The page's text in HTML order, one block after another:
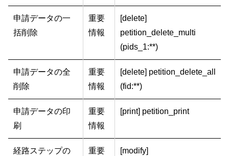
申請データの一
括削除
重要
情報
[delete]
petition_delete_multi
(pids_1:**)
申請データの全
削除
重要
情報
[delete] petition_delete_all
(fid:**)
申請データの印
刷
重要
情報
[print] petition_print
経路ステップの
重要
[modify]